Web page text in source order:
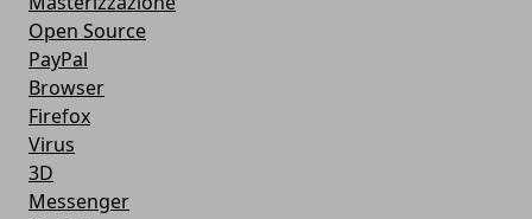
Open Source
PayPal
Browser
Firefox
Virus
3D
Messenger